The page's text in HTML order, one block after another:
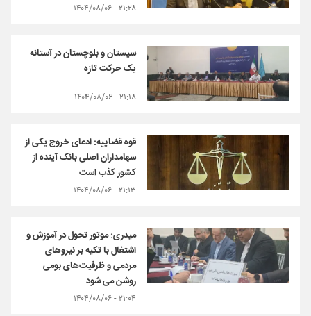
۲۱:۲۸ - ۱۴۰۴/۰۸/۰۶
سیستان و بلوچستان در آستانه
یک حرکت تازه
۲۱:۱۸ - ۱۴۰۴/۰۸/۰۶
قوه قضاییه: ادعای خروج یکی از
سهامداران اصلی بانک آینده از
کشور کذب است
۲۱:۱۳ - ۱۴۰۴/۰۸/۰۶
میدری: موتور تحول در آموزش و
اشتغال با تکیه بر نیروهای
مردمی و ظرفیت‌های بومی
روشن می شود
۲۱:۰۴ - ۱۴۰۴/۰۸/۰۶